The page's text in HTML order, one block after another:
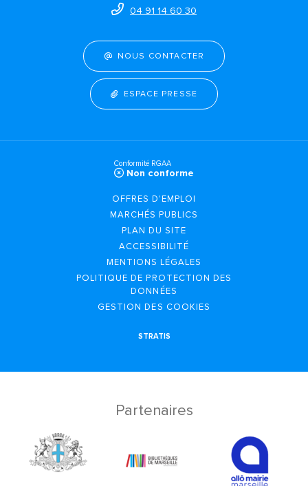
04 91 14 60 30
NOUS CONTACTER
ESPACE PRESSE
Conformité RGAA
Non conforme
OFFRES D'EMPLOI
MARCHÉS PUBLICS
PLAN DU SITE
ACCESSIBILITÉ
MENTIONS LÉGALES
POLITIQUE DE PROTECTION DES
DONNÉES
GESTION DES COOKIES
STRATIS
Partenaires